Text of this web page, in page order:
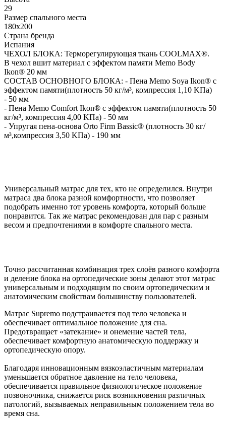
29
Размер спального места
180x200
Страна бренда
Испания
ЧЕХОЛ БЛОКА: Терморегулирующая ткань COOLMAX®.
В чехол вшит материал с эффектом памяти Memo Body
Ikon® 20 мм
СОСТАВ ОСНОВНОГО БЛОКА: - Пена Memo Soya Ikon® c
эффектом памяти(плотность 50 кг/м³, компрессия 1,10 KПa)
- 50 мм
- Пена Memo Comfort Ikon® c эффектом памяти(плотность 50
кг/м³, компрессия 4,00 KПa) - 50 мм
- Упругая пена-основа Orto Firm Bassic® (плотность 30 кг/
м³,компрессия 3,50 KПa) - 190 мм
Универсальный матрас для тех, кто не определился. Внутри
матраса два блока разной комфортности, что позволяет
подобрать именно тот уровень комфорта, который больше
понравится. Так же матрас рекомендован для пар с разным
весом и предпочтениями в комфорте спального места.
Точно рассчитанная комбинация трех слоёв разного комфорта
и деление блока на ортопедические зоны делают этот матрас
универсальным и подходящим по своим ортопедическим и
анатомическим свойствам большинству пользователей.
Матрас Supremo подстраивается под тело человека и
обеспечивает оптимальное положение для сна.
Предотвращает «затекание» и онемение частей тела,
обеспечивает комфортную анатомическую поддержку и
ортопедическую опору.
Благодаря инновационным вязкоэластичным материалам
уменьшается обратное давление на тело человека,
обеспечивается правильное физиологическое положение
позвоночника, снижается риск возникновения различных
патологий, вызываемых неправильным положением тела во
время сна.